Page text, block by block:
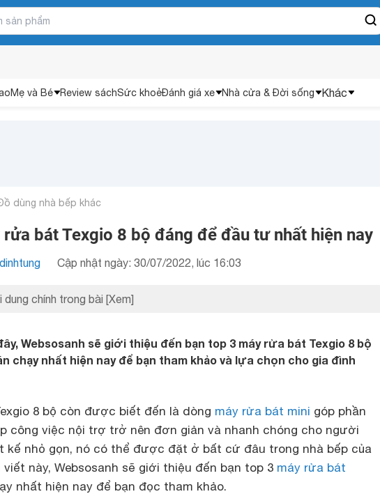
Mẹ và Bé Review sáchSức khoẻĐánh giá xe Nhà cửa & Đời sống Khác
dùng nhà bếp khác
rửa bát Texgio 8 bộ đáng để đầu tư nhất hiện nay
Cập nhật ngày: 30/07/2022, lúc 16:03
dung chính trong bài [Xem]
Websosanh sẽ giới thiệu đến bạn top 3 máy rửa bát Texgio 8 bộ
chạy nhất hiện nay để bạn tham khảo và lựa chọn cho gia đình
8 bộ còn được biết đến là dòng máy rửa bát mini góp phần
công việc nội trợ trở nên đơn giản và nhanh chóng cho người
kế nhỏ gọn, nó có thể được đặt ở bất cứ đâu trong nhà bếp của
viết này, Websosanh sẽ giới thiệu đến bạn top 3 máy rửa bát
nhất hiện nay để bạn đọc tham khảo.